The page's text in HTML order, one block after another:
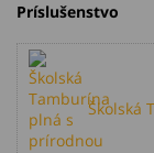
Príslušenstvo
Školská